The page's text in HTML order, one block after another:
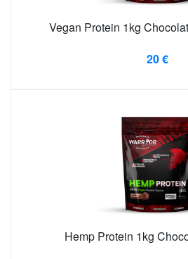
Vegan Protein 1kg
20 €
Hemp Protein 1kg